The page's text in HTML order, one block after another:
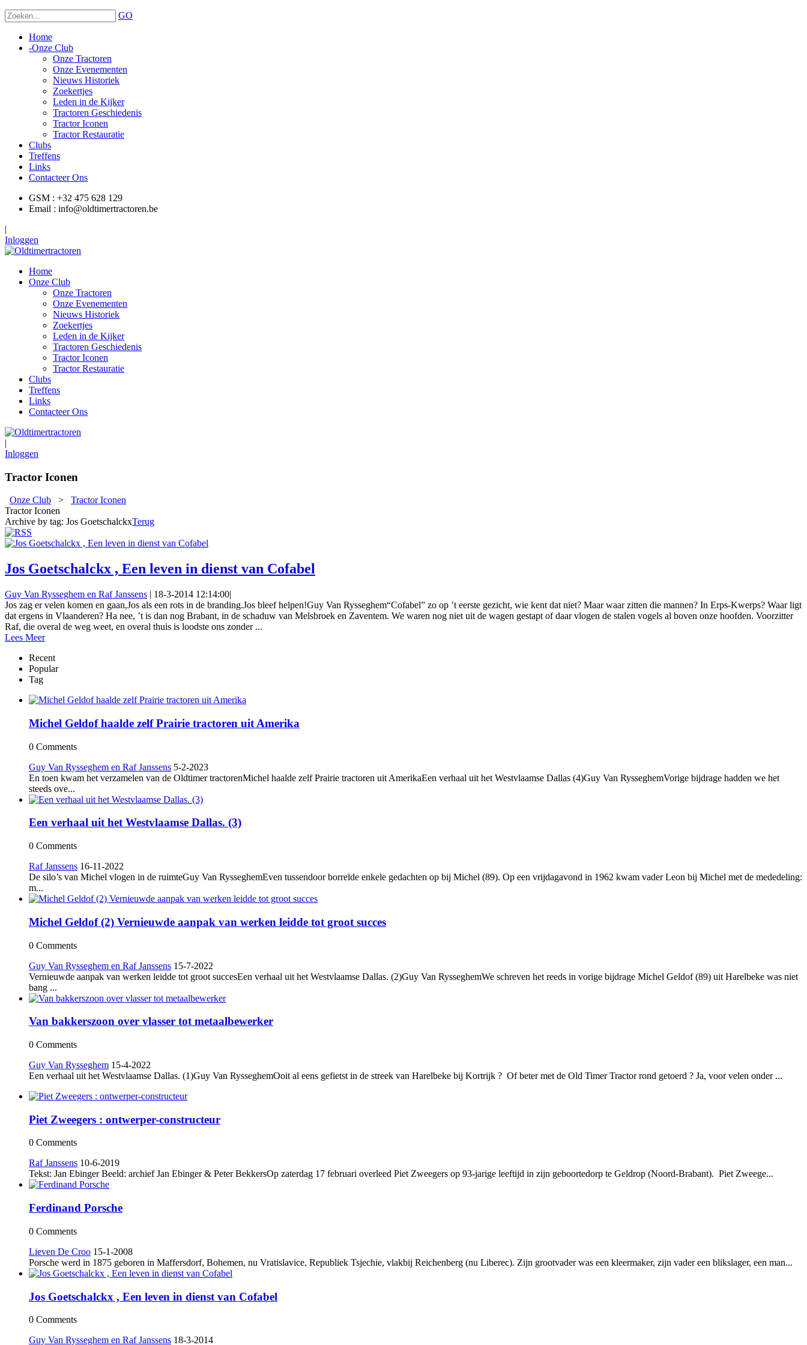
GO
Home
-Onze Club
Onze Tractoren
Onze Evenementen
Nieuws Historiek
Zoekertjes
Leden in de Kijker
Tractoren Geschiedenis
Tractor Iconen
Tractor Restauratie
Clubs
Treffens
Links
Contacteer Ons
GSM : +32 475 628 129
Email : info@oldtimertractoren.be
|
Inloggen
Home
Onze Club
Onze Tractoren
Onze Evenementen
Nieuws Historiek
Zoekertjes
Leden in de Kijker
Tractoren Geschiedenis
Tractor Iconen
Tractor Restauratie
Clubs
Treffens
Links
Contacteer Ons
|
Inloggen
Tractor Iconen
Onze Club > Tractor Iconen
Tractor Iconen
Archive by tag: Jos GoetschalckxTerug
Jos Goetschalckx , Een leven in dienst van Cofabel
Guy Van Rysseghem en Raf Janssens | 18-3-2014 12:14:00|
Jos zag er velen komen en gaan,Jos als een rots in de branding.Jos bleef helpen!Guy Van Rysseghem“Cofabel” zo op ’t eerste gezicht, wie kent dat niet? Maar waar zitten die mannen? In Erps-Kwerps? Waar ligt
dat ergens in Vlaanderen? Ha nee, ’t is dan nog Brabant, in de schaduw van Melsbroek en Zaventem. We waren nog niet uit de wagen gestapt of daar vlogen de stalen vogels al boven onze hoofden. Voorzitter
Raf, die overal de weg weet, en overal thuis is loodste ons zonder ...
Lees Meer
Recent
Popular
Tag
Michel Geldof haalde zelf Prairie tractoren uit Amerika
0 Comments
Guy Van Rysseghem en Raf Janssens 5-2-2023
En toen kwam het verzamelen van de Oldtimer tractorenMichel haalde zelf Prairie tractoren uit AmerikaEen verhaal uit het Westvlaamse Dallas (4)Guy Van RysseghemVorige bijdrage hadden we het
steeds ove...
Een verhaal uit het Westvlaamse Dallas. (3)
0 Comments
Raf Janssens 16-11-2022
De silo’s van Michel vlogen in de ruimteGuy Van RysseghemEven tussendoor borrelde enkele gedachten op bij Michel (89). Op een vrijdagavond in 1962 kwam vader Leon bij Michel met de mededeling:
m...
Michel Geldof (2) Vernieuwde aanpak van werken leidde tot groot succes
0 Comments
Guy Van Rysseghem en Raf Janssens 15-7-2022
Vernieuwde aanpak van werken leidde tot groot succesEen verhaal uit het Westvlaamse Dallas. (2)Guy Van RysseghemWe schreven het reeds in vorige bijdrage Michel Geldof (89) uit Harelbeke was niet
bang ...
Van bakkerszoon over vlasser tot metaalbewerker
0 Comments
Guy Van Rysseghem 15-4-2022
Een verhaal uit het Westvlaamse Dallas. (1)Guy Van RysseghemOoit al eens gefietst in de streek van Harelbeke bij Kortrijk ? Of beter met de Old Timer Tractor rond getoerd ? Ja, voor velen onder ...
Piet Zweegers : ontwerper-constructeur
0 Comments
Raf Janssens 10-6-2019
Tekst: Jan Ebinger Beeld: archief Jan Ebinger & Peter BekkersOp zaterdag 17 februari overleed Piet Zweegers op 93-jarige leeftijd in zijn geboortedorp te Geldrop (Noord-Brabant). Piet Zweege...
Ferdinand Porsche
0 Comments
Lieven De Croo 15-1-2008
Porsche werd in 1875 geboren in Maffersdorf, Bohemen, nu Vra­tislavice, Republiek Tsjechie, vlakbij Reichenberg (nu Liberec). Zijn grootvader was een kleermaker, zijn vader een blikslager, een man...
Jos Goetschalckx , Een leven in dienst van Cofabel
0 Comments
Guy Van Rysseghem en Raf Janssens 18-3-2014